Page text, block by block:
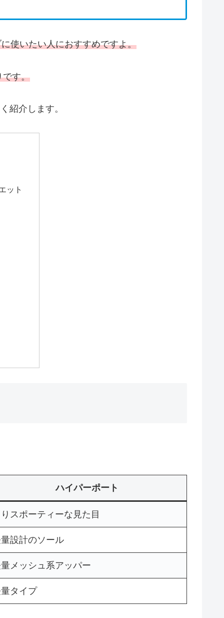
使いたい人におすすめですよ。
です。
紹介します。
ット
ハイパーポート
スポーティーな見た目
設計のソール
メッシュ系アッパー
タイプ